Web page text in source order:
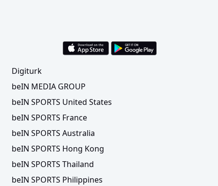
Digiturk
beIN MEDIA GROUP
beIN SPORTS United States
beIN SPORTS France
beIN SPORTS Australia
beIN SPORTS Hong Kong
beIN SPORTS Thailand
beIN SPORTS Philippines